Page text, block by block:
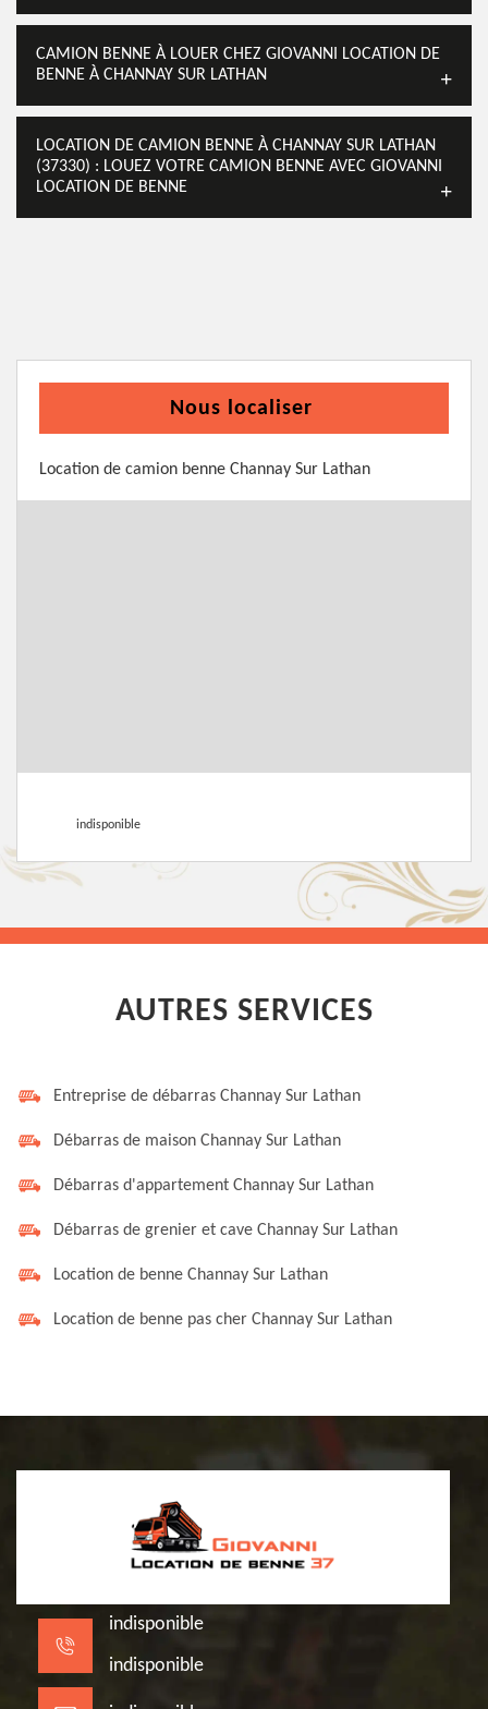
CAMION BENNE À LOUER CHEZ GIOVANNI LOCATION DE
BENNE À CHANNAY SUR LATHAN
LOCATION DE CAMION BENNE À CHANNAY SUR LATHAN
(37330) : LOUEZ VOTRE CAMION BENNE AVEC GIOVANNI
LOCATION DE BENNE
Nous localiser
Location de camion benne Channay Sur Lathan
indisponible
AUTRES SERVICES
Entreprise de débarras Channay Sur Lathan
Débarras de maison Channay Sur Lathan
Débarras d'appartement Channay Sur Lathan
Débarras de grenier et cave Channay Sur Lathan
Location de benne Channay Sur Lathan
Location de benne pas cher Channay Sur Lathan
indisponible
indisponible